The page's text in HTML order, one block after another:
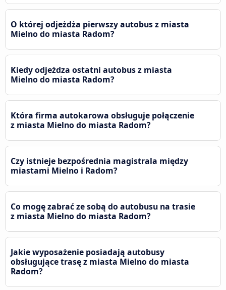
O której odjeżdża pierwszy autobus z miasta
Mielno do miasta Radom?
Kiedy odjeżdza ostatni autobus z miasta
Mielno do miasta Radom?
Która firma autokarowa obsługuje połączenie
z miasta Mielno do miasta Radom?
Czy istnieje bezpośrednia magistrala między
miastami Mielno i Radom?
Co mogę zabrać ze sobą do autobusu na trasie
z miasta Mielno do miasta Radom?
Jakie wyposażenie posiadają autobusy
obsługujące trasę z miasta Mielno do miasta
Radom?